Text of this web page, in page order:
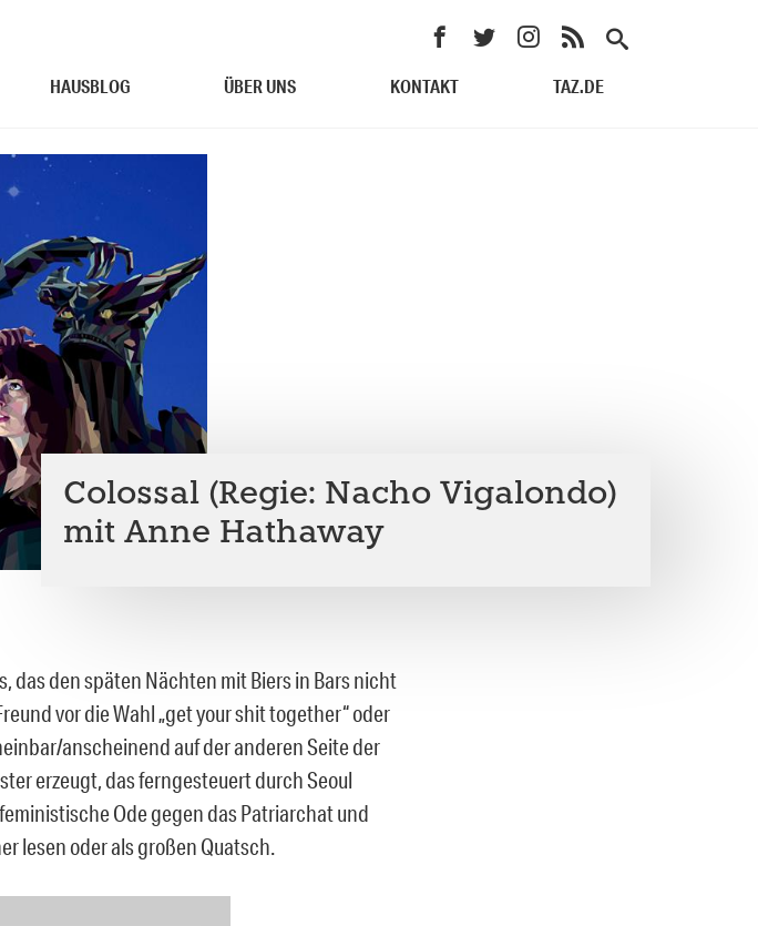
HAUSBLOG ÜBER UNS KONTAKT TAZ.DE
Colossal (Regie: Nacho Vigalondo)
mit Anne Hathaway
das den späten Nächten mit Biers in Bars nicht
vor die Wahl „get your shit together“ oder
anscheinend auf der anderen Seite der
erzeugt, das ferngesteuert durch Seoul
Ode gegen das Patriarchat und
lesen oder als großen Quatsch.